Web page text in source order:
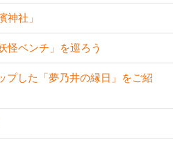
神社」
怪ベンチ」を巡ろう
プした「夢乃井の縁日」をご紹